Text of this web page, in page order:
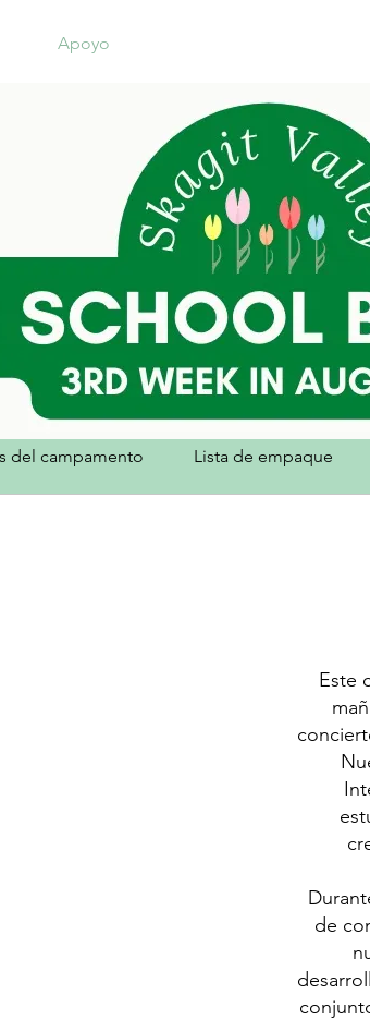
Apoyo
del campamento Lista de empaque
Este
de